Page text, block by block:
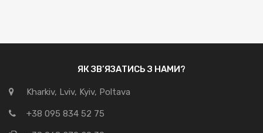
ЯК ЗВ’ЯЗАТИСЬ З НАМИ?
Kharkiv, Lviv, Kyiv, Poltava
+38 095 834 52 75